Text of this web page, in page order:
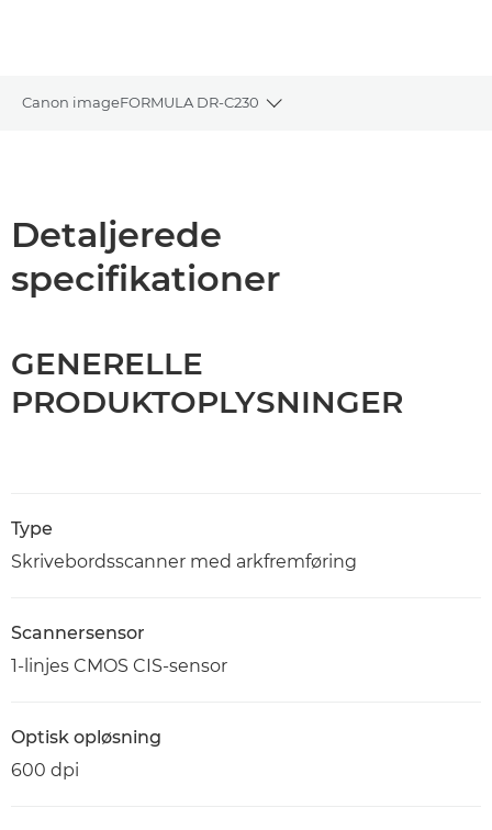
Canon imageFORMULA DR-C230
Toggle breadcrumbs
Detaljerede
specifikationer
GENERELLE
PRODUKTOPLYSNINGER
Type
Skrivebordsscanner med arkfremføring
Scannersensor
1-linjes CMOS CIS-sensor
Optisk opløsning
600 dpi